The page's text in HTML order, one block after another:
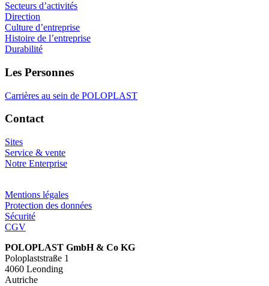
Secteurs d’activités
Direction
Culture d’entreprise
Histoire de l’entreprise
Durabilité
Les Personnes
Carrières au sein de POLOPLAST
Contact
Sites
Service & vente
Notre Enterprise
Mentions légales
Protection des données
Sécurité
CGV
POLOPLAST GmbH & Co KG
Poloplaststraße 1
4060 Leonding
Autriche